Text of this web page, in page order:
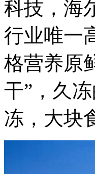
科技，海
行业唯一
格营养原
干”，久
冻，大块